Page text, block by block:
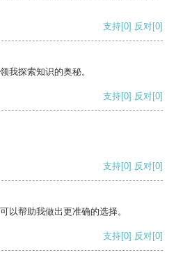
支持[0] 反对[0]
我探索知识的奥秘。
支持[0] 反对[0]
支持[0] 反对[0]
以帮助我做出更准确的选择。
支持[0] 反对[0]